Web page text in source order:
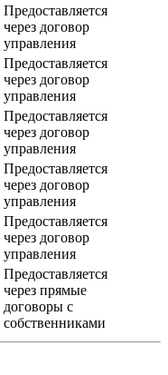
Предоставляется
через договор
управления
Предоставляется
через договор
управления
Предоставляется
через договор
управления
Предоставляется
через договор
управления
Предоставляется
через договор
управления
Предоставляется
через прямые
договоры с
собственниками